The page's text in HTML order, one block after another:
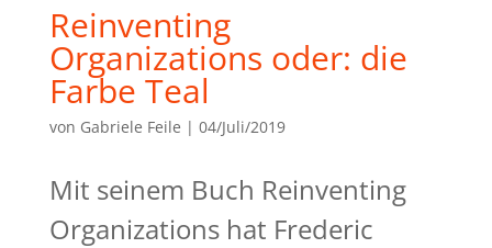
Reinventing
Organizations oder: die
Farbe Teal
von Gabriele Feile | 04/Juli/2019
Mit seinem Buch Reinventing
Organizations hat Frederic